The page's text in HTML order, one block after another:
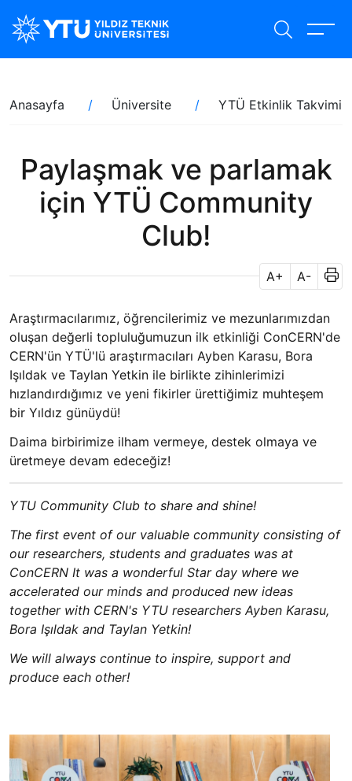
içeriğe
Sayfa
yolu
Anasayfa Üniversite YTÜ Etkinlik Takvimi
Paylaşmak ve parlamak
için YTÜ Community
Club!
A+ A-
Araştırmacılarımız, öğrencilerimiz ve mezunlarımızdan
oluşan değerli topluluğumuzun ilk etkinliği ConCERN'de
CERN'ün YTÜ'lü araştırmacıları Ayben Karasu, Bora
Işıldak ve Taylan Yetkin ile birlikte zihinlerimizi
hızlandırdığımız ve yeni fikirler ürettiğimiz muhteşem
bir Yıldız günüydü!
Daima birbirimize ilham vermeye, destek olmaya ve
üretmeye devam edeceğiz!
YTU Community Club to share and shine!
The first event of our valuable community consisting of
our researchers, students and graduates was at
ConCERN It was a wonderful Star day where we
accelerated our minds and produced new ideas
together with CERN's YTU researchers Ayben Karasu,
Bora Işıldak and Taylan Yetkin!
We will always continue to inspire, support and
produce each other!